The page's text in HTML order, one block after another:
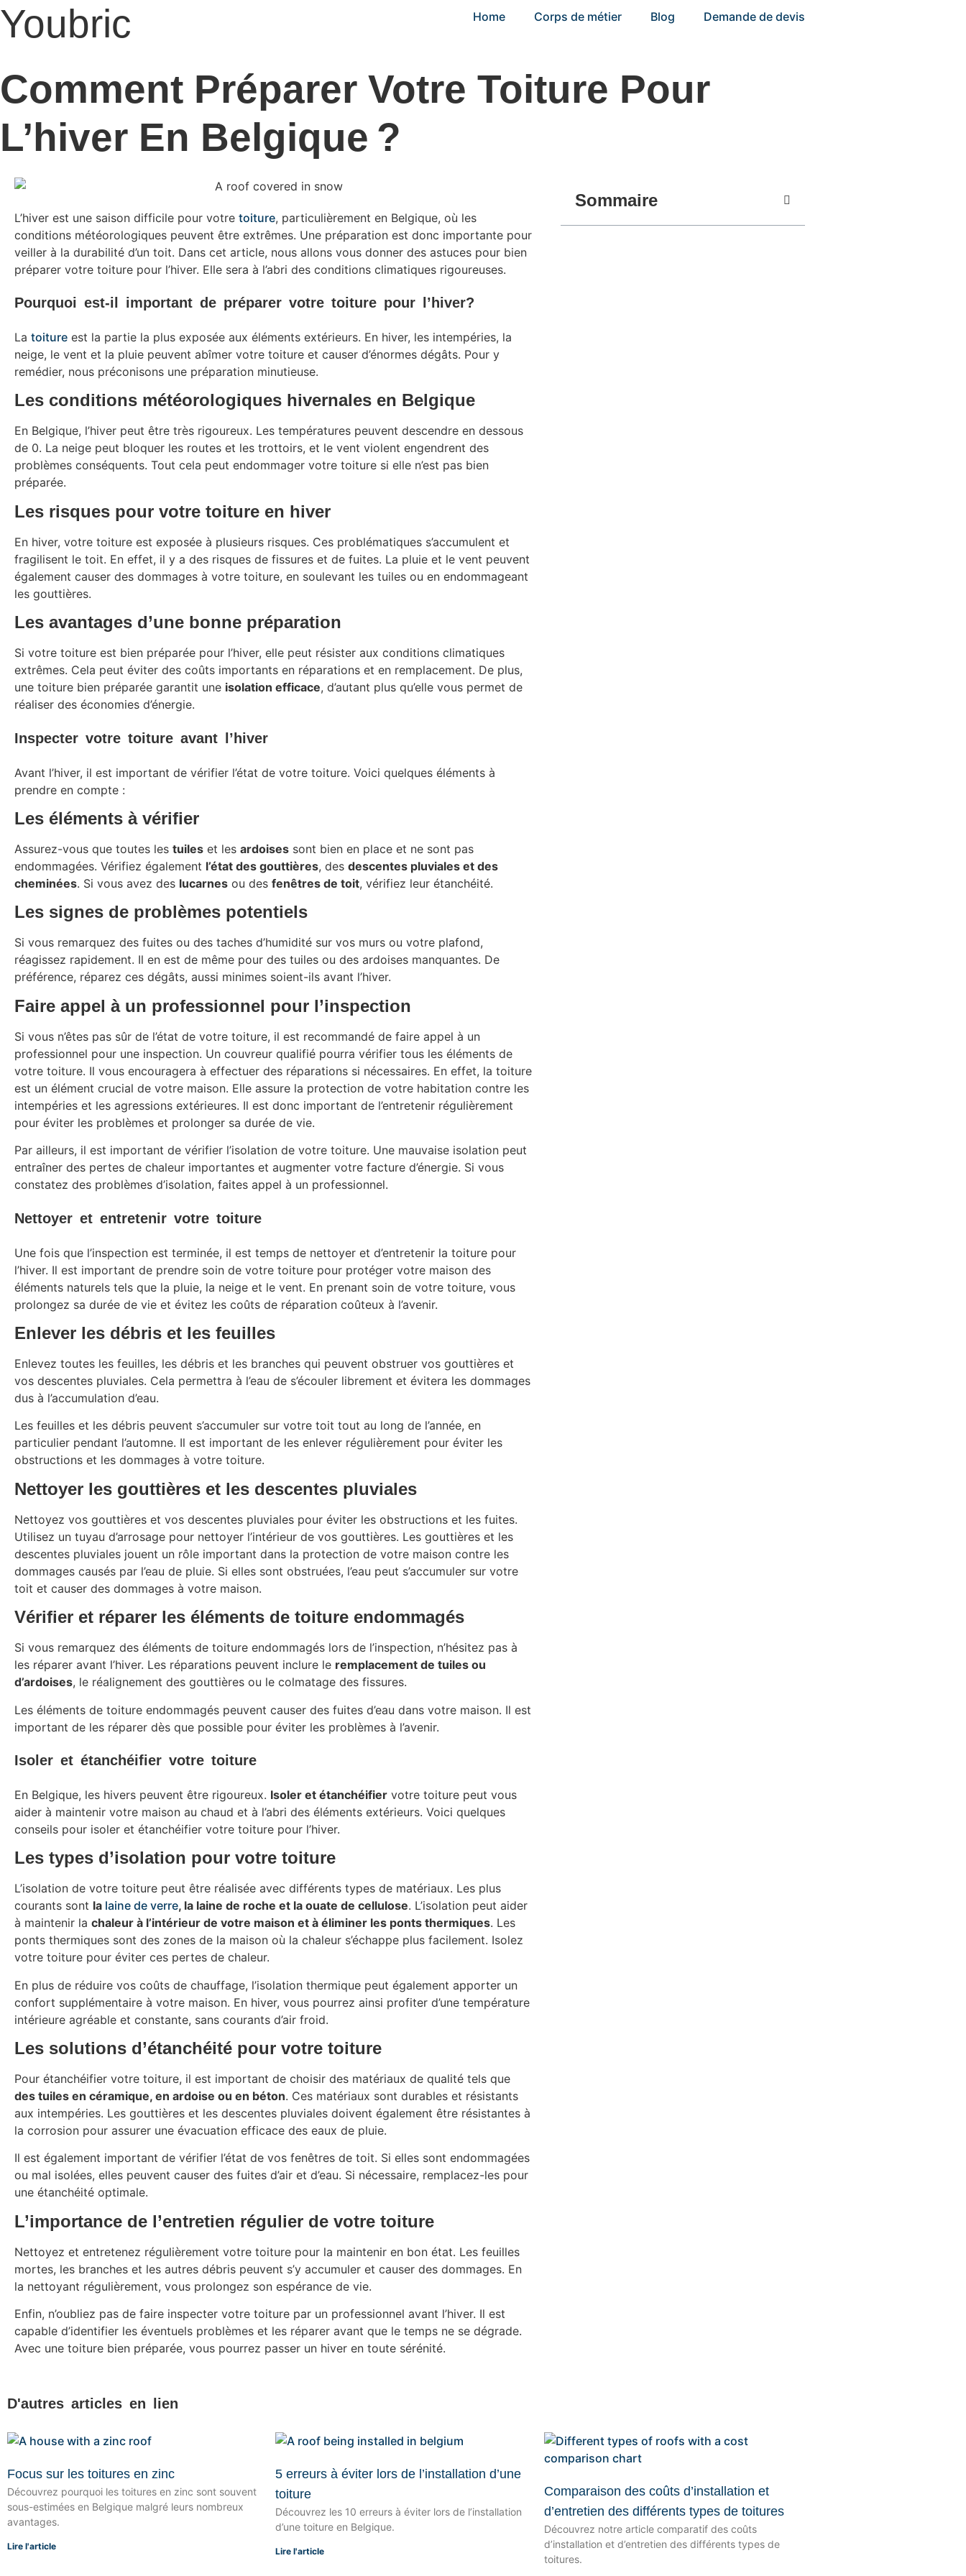
Youbric Home Corps de métier Blog Demande de devis
Comment Préparer Votre Toiture Pour
L’hiver En Belgique ?
L’hiver est une saison difficile pour votre toiture, particulièrement en Belgique, où les
conditions météorologiques peuvent être extrêmes. Une préparation est donc importante pour
veiller à la durabilité d’un toit. Dans cet article, nous allons vous donner des astuces pour bien
préparer votre toiture pour l’hiver. Elle sera à l’abri des conditions climatiques rigoureuses.
Pourquoi est-il important de préparer votre toiture pour l’hiver?
La toiture est la partie la plus exposée aux éléments extérieurs. En hiver, les intempéries, la
neige, le vent et la pluie peuvent abîmer votre toiture et causer d’énormes dégâts. Pour y
remédier, nous préconisons une préparation minutieuse.
Les conditions météorologiques hivernales en Belgique
En Belgique, l’hiver peut être très rigoureux. Les températures peuvent descendre en dessous
de 0. La neige peut bloquer les routes et les trottoirs, et le vent violent engendrent des
problèmes conséquents. Tout cela peut endommager votre toiture si elle n’est pas bien
préparée.
Les risques pour votre toiture en hiver
En hiver, votre toiture est exposée à plusieurs risques. Ces problématiques s’accumulent et
fragilisent le toit. En effet, il y a des risques de fissures et de fuites. La pluie et le vent peuvent
également causer des dommages à votre toiture, en soulevant les tuiles ou en endommageant
les gouttières.
Les avantages d’une bonne préparation
Si votre toiture est bien préparée pour l’hiver, elle peut résister aux conditions climatiques
extrêmes. Cela peut éviter des coûts importants en réparations et en remplacement. De plus,
une toiture bien préparée garantit une isolation efficace, d’autant plus qu’elle vous permet de
réaliser des économies d’énergie.
Inspecter votre toiture avant l’hiver
Avant l’hiver, il est important de vérifier l’état de votre toiture. Voici quelques éléments à
prendre en compte :
Les éléments à vérifier
Assurez-vous que toutes les tuiles et les ardoises sont bien en place et ne sont pas
endommagées. Vérifiez également l’état des gouttières, des descentes pluviales et des
cheminées. Si vous avez des lucarnes ou des fenêtres de toit, vérifiez leur étanchéité.
Les signes de problèmes potentiels
Si vous remarquez des fuites ou des taches d’humidité sur vos murs ou votre plafond,
réagissez rapidement. Il en est de même pour des tuiles ou des ardoises manquantes. De
préférence, réparez ces dégâts, aussi minimes soient-ils avant l’hiver.
Faire appel à un professionnel pour l’inspection
Si vous n’êtes pas sûr de l’état de votre toiture, il est recommandé de faire appel à un
professionnel pour une inspection. Un couvreur qualifié pourra vérifier tous les éléments de
votre toiture. Il vous encouragera à effectuer des réparations si nécessaires. En effet, la toiture
est un élément crucial de votre maison. Elle assure la protection de votre habitation contre les
intempéries et les agressions extérieures. Il est donc important de l’entretenir régulièrement
pour éviter les problèmes et prolonger sa durée de vie.
Par ailleurs, il est important de vérifier l’isolation de votre toiture. Une mauvaise isolation peut
entraîner des pertes de chaleur importantes et augmenter votre facture d’énergie. Si vous
constatez des problèmes d’isolation, faites appel à un professionnel.
Nettoyer et entretenir votre toiture
Une fois que l’inspection est terminée, il est temps de nettoyer et d’entretenir la toiture pour
l’hiver. Il est important de prendre soin de votre toiture pour protéger votre maison des
éléments naturels tels que la pluie, la neige et le vent. En prenant soin de votre toiture, vous
prolongez sa durée de vie et évitez les coûts de réparation coûteux à l’avenir.
Enlever les débris et les feuilles
Enlevez toutes les feuilles, les débris et les branches qui peuvent obstruer vos gouttières et
vos descentes pluviales. Cela permettra à l’eau de s’écouler librement et évitera les dommages
dus à l’accumulation d’eau.
Les feuilles et les débris peuvent s’accumuler sur votre toit tout au long de l’année, en
particulier pendant l’automne. Il est important de les enlever régulièrement pour éviter les
obstructions et les dommages à votre toiture.
Nettoyer les gouttières et les descentes pluviales
Nettoyez vos gouttières et vos descentes pluviales pour éviter les obstructions et les fuites.
Utilisez un tuyau d’arrosage pour nettoyer l’intérieur de vos gouttières. Les gouttières et les
descentes pluviales jouent un rôle important dans la protection de votre maison contre les
dommages causés par l’eau de pluie. Si elles sont obstruées, l’eau peut s’accumuler sur votre
toit et causer des dommages à votre maison.
Vérifier et réparer les éléments de toiture endommagés
Si vous remarquez des éléments de toiture endommagés lors de l’inspection, n’hésitez pas à
les réparer avant l’hiver. Les réparations peuvent inclure le remplacement de tuiles ou
d’ardoises, le réalignement des gouttières ou le colmatage des fissures.
Les éléments de toiture endommagés peuvent causer des fuites d’eau dans votre maison. Il est
important de les réparer dès que possible pour éviter les problèmes à l’avenir.
Isoler et étanchéifier votre toiture
En Belgique, les hivers peuvent être rigoureux. Isoler et étanchéifier votre toiture peut vous
aider à maintenir votre maison au chaud et à l’abri des éléments extérieurs. Voici quelques
conseils pour isoler et étanchéifier votre toiture pour l’hiver.
Les types d’isolation pour votre toiture
L’isolation de votre toiture peut être réalisée avec différents types de matériaux. Les plus
courants sont la laine de verre, la laine de roche et la ouate de cellulose. L’isolation peut aider
à maintenir la chaleur à l’intérieur de votre maison et à éliminer les ponts thermiques. Les
ponts thermiques sont des zones de la maison où la chaleur s’échappe plus facilement. Isolez
votre toiture pour éviter ces pertes de chaleur.
En plus de réduire vos coûts de chauffage, l’isolation thermique peut également apporter un
confort supplémentaire à votre maison. En hiver, vous pourrez ainsi profiter d’une température
intérieure agréable et constante, sans courants d’air froid.
Les solutions d’étanchéité pour votre toiture
Pour étanchéifier votre toiture, il est important de choisir des matériaux de qualité tels que
des tuiles en céramique, en ardoise ou en béton. Ces matériaux sont durables et résistants
aux intempéries. Les gouttières et les descentes pluviales doivent également être résistantes à
la corrosion pour assurer une évacuation efficace des eaux de pluie.
Il est également important de vérifier l’état de vos fenêtres de toit. Si elles sont endommagées
ou mal isolées, elles peuvent causer des fuites d’air et d’eau. Si nécessaire, remplacez-les pour
une étanchéité optimale.
L’importance de l’entretien régulier de votre toiture
Nettoyez et entretenez régulièrement votre toiture pour la maintenir en bon état. Les feuilles
mortes, les branches et les autres débris peuvent s’y accumuler et causer des dommages. En
la nettoyant régulièrement, vous prolongez son espérance de vie.
Enfin, n’oubliez pas de faire inspecter votre toiture par un professionnel avant l’hiver. Il est
capable d’identifier les éventuels problèmes et les réparer avant que le temps ne se dégrade.
Avec une toiture bien préparée, vous pourrez passer un hiver en toute sérénité.
Sommaire
D'autres articles en lien
Focus sur les toitures en zinc
Découvrez pourquoi les toitures en zinc sont souvent
sous-estimées en Belgique malgré leurs nombreux
avantages.
Lire l'article
5 erreurs à éviter lors de l’installation d’une
toiture
Découvrez les 10 erreurs à éviter lors de l’installation
d’une toiture en Belgique.
Lire l'article
Comparaison des coûts d’installation et
d’entretien des différents types de toitures
Découvrez notre article comparatif des coûts
d’installation et d’entretien des différents types de
toitures.